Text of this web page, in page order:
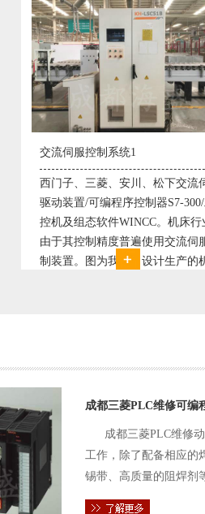
交流伺服
300/工
床行业
流伺服控
产的机床
交流伺服控制系统
西门子、三菱、
驱动装置/可编程
控机及组态软件
由于其控制精度
制装置。图为我
成都三菱PLC维修可编
成都三菱PLC维修
工作，除了配备相应的
锡带、高质量的阻焊剂
件的电路及通信电缆。